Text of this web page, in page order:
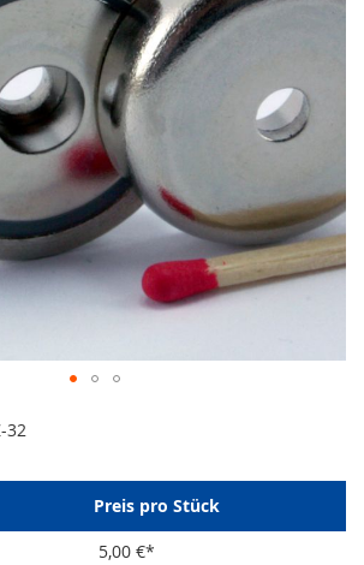
32
Preis pro Stück
5,00 €*